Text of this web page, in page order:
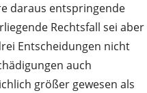
daraus entspringende
Rechtsfall sei aber
Entscheidungen nicht
auch
größer gewesen als